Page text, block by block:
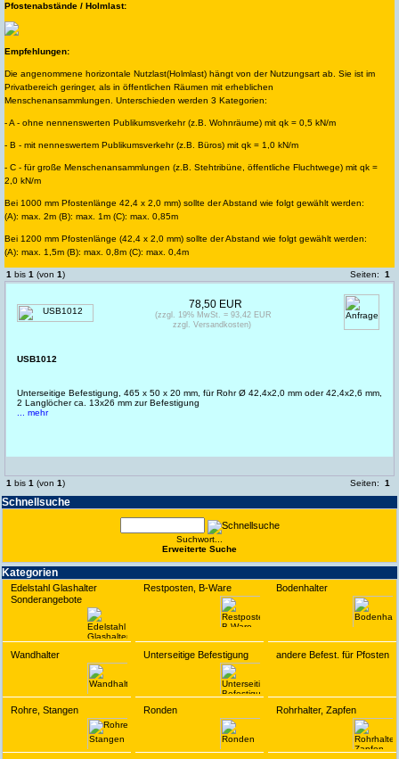
Schnell­suche
Suchwort...
Erwei­terte Suche
Kate­gorien
Edelstahl Glashalter
Sonderangebote
Restposten, B-Ware Bodenhalter
Wandhalter Unterseitige Befestigung andere Befest. für Pfosten
Rohre, Stangen Ronden Rohrhalter, Zapfen
Pfostenabstände / Holmlast:
Empfehlungen:
Die angenommene horizontale Nutzlast(Holmlast) hängt von der Nutzungsart ab. Sie ist im
Privatbereich geringer, als in öffentlichen Räumen mit erheblichen
Menschenansammlungen. Unterschieden werden 3 Kategorien:
- A - ohne nennenswerten Publikumsverkehr (z.B. Wohnräume) mit qk = 0,5 kN/m
- B - mit nenneswertem Publikumsverkehr (z.B. Büros) mit qk = 1,0 kN/m
- C - für große Menschenansammlungen (z.B. Stehtribüne, öffentliche Fluchtwege) mit qk =
2,0 kN/m
Bei 1000 mm Pfostenlänge 42,4 x 2,0 mm) sollte der Abstand wie folgt gewählt werden:
(A): max. 2m (B): max. 1m (C): max. 0,85m
Bei 1200 mm Pfostenlänge (42,4 x 2,0 mm) sollte der Abstand wie folgt gewählt werden:
(A): max. 1,5m (B): max. 0,8m (C): max. 0,4m
1 bis 1 (von 1) Seiten: 1
USB1012
Unterseitige Befestigung, 465 x 50 x 20 mm, für Rohr Ø 42,4x2,0 mm oder 42,4x2,6 mm,
2 Langlöcher ca. 13x26 mm zur Befestigung
... mehr
78,50 EUR
(zzgl. 19% MwSt. = 93,42 EUR
zzgl. Versandkosten)
1 bis 1 (von 1) Seiten: 1